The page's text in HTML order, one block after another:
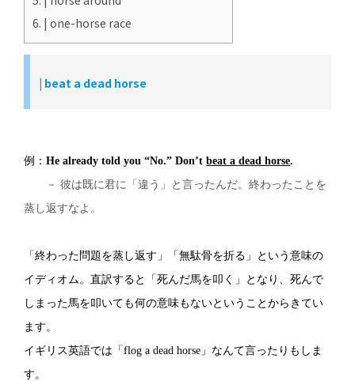
6. | one-horse race
| beat a dead horse
例：He already told you “No.” Don’tbeat a dead horse.
－ 彼は既に君に「違う」と言ったんだ。終わったことを
蒸し返すなよ。
「終わった問題を蒸し返す」「無駄骨を折る」という意味の
イディオム。直訳すると「死んだ馬を叩く」となり、死んで
しまった馬を叩いても何の意味もないということからきてい
ます。
イギリス英語では「flog a dead horse」なんて言ったりもしま
す。